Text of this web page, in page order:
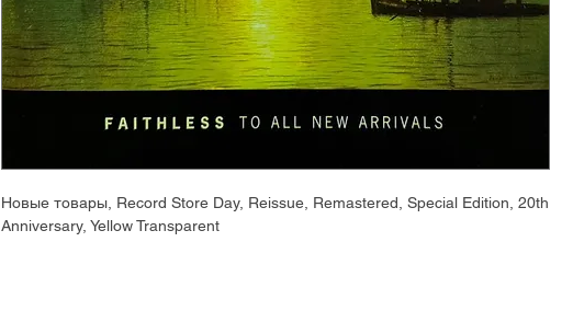
Новые товары, Record Store Day, Reissue, Remastered, Special Edition, 20th
Anniversary, Yellow Transparent